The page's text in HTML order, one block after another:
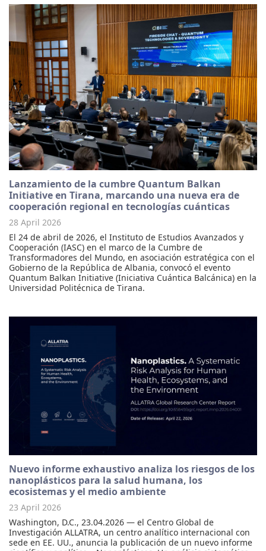
Lanzamiento de la cumbre Quantum Balkan
Initiative en Tirana, marcando una nueva era de
cooperación regional en tecnologías cuánticas
28 April 2026
El 24 de abril de 2026, el Instituto de Estudios Avanzados y
Cooperación (IASC) en el marco de la Cumbre de
Transformadores del Mundo, en asociación estratégica con el
Gobierno de la República de Albania, convocó el evento
Quantum Balkan Initiative (Iniciativa Cuántica Balcánica) en la
Universidad Politécnica de Tirana.
Nuevo informe exhaustivo analiza los riesgos de los
nanoplásticos para la salud humana, los
ecosistemas y el medio ambiente
23 April 2026
Washington, D.C., 23.04.2026 — el Centro Global de
Investigación ALLATRA, un centro analítico internacional con
sede en EE. UU., anuncia la publicación de un nuevo informe